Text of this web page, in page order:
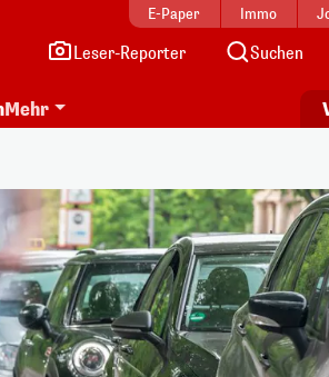
E-Paper Immo
Leser-Reporter Suchen
Mehr